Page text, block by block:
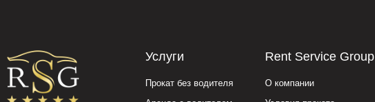
Услуги
Прокат без водителя
Rent Service Group
О компании